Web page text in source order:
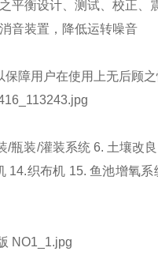
平衡设计、测试、校正、
音装置，降低运转噪音
障用户在使用上无后顾之
瓶装/灌装系统 6. 土壤改
织布机 15. 鱼池增氧